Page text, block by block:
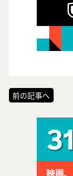
前の記事へ